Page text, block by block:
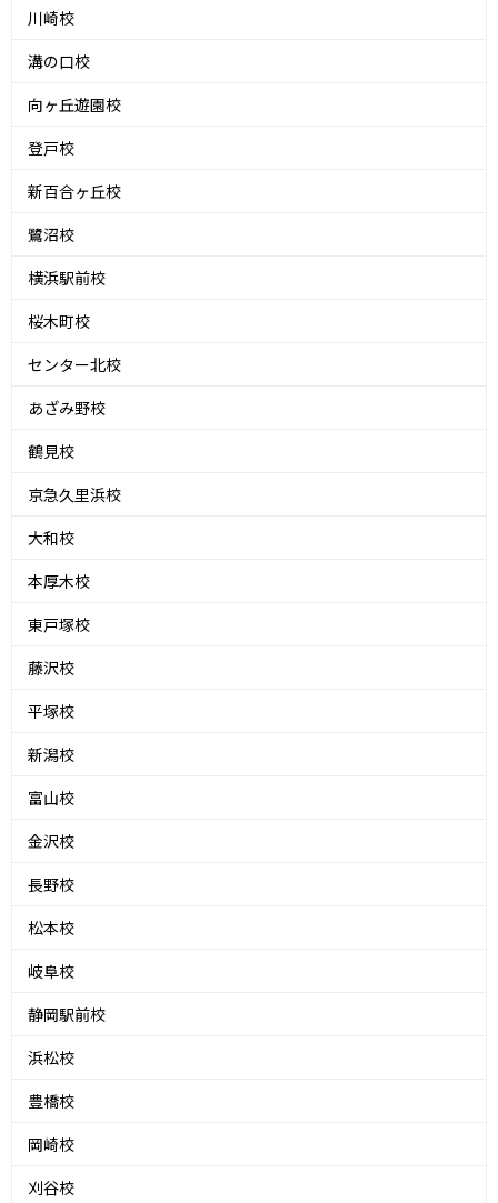
川崎校
溝の口校
向ヶ丘遊園校
登戸校
新百合ヶ丘校
鷺沼校
横浜駅前校
桜木町校
センター北校
あざみ野校
鶴見校
京急久里浜校
大和校
本厚木校
東戸塚校
藤沢校
平塚校
新潟校
富山校
金沢校
長野校
松本校
岐阜校
静岡駅前校
浜松校
豊橋校
岡崎校
刈谷校